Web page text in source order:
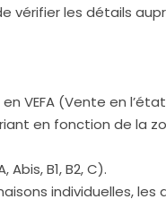
les détails
VEFA (Vente en
en fonction de la
B1, B2, C).
individuelles,